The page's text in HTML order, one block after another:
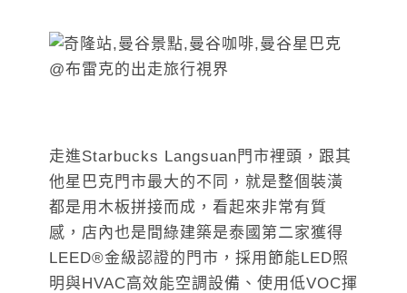
走進Starbucks Langsuan門市裡頭，跟其
他星巴克門市最大的不同，就是整個裝潢
都是用木板拼接而成，看起來非常有質
感，店內也是間綠建築是泰國第二家獲得
LEED®金級認證的門市，採用節能LED照
明與HVAC高效能空調設備、使用低VOC揮